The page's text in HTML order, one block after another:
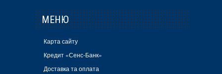
МЕНЮ
Карта сайту
Кредит «Сенс-Банк»
Доставка та оплата